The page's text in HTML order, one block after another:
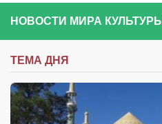
Афиша
Афиша Сумы
НОВОСТИ МИРА КУЛЬТУРЫ
ТЕМА ДНЯ